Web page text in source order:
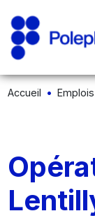
Accueil Emplois